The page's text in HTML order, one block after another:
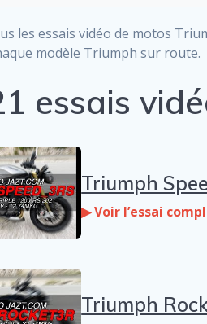
les essais vidéo de motos
modèle Triumph sur route.
essais
Triumph
▶ Voir l’essai
Triumph